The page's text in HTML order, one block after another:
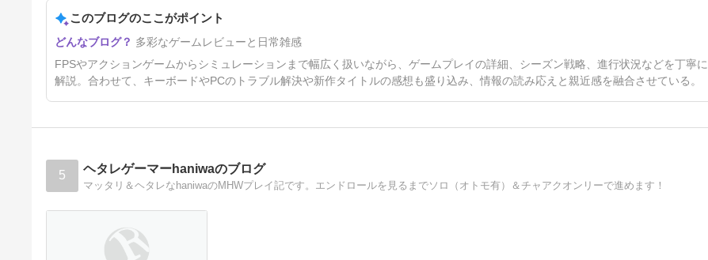
Diablo4 S12 ソーサラーの帯び
出す電気ビルド、その他
4ヶ月前
このブログのここがポイント
多彩なゲームレビューと日常雑感
FPSやアクションゲームからシミュレーションまで幅広く扱いながら、ゲームプレイの詳細、シーズン戦略、進行状況などを丁寧に
解説。合わせて、キーボードやPCのトラブル解決や新作タイトルの感想も盛り込み、情報の読み応えと親近感を融合させている。
5 ヘタレゲーマーhaniwaのブログ
マッタリ＆ヘタレなhaniwaのMHWプレイ記です。エンドロールを見るまでソロ（オトモ有）＆チャアクオンリーで進めます！